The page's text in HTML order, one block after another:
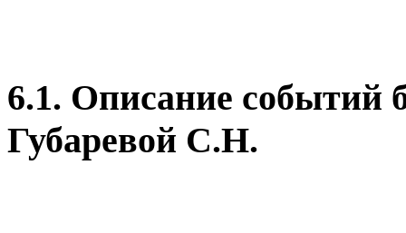
6.1. Описание событий
Губаревой С.Н.